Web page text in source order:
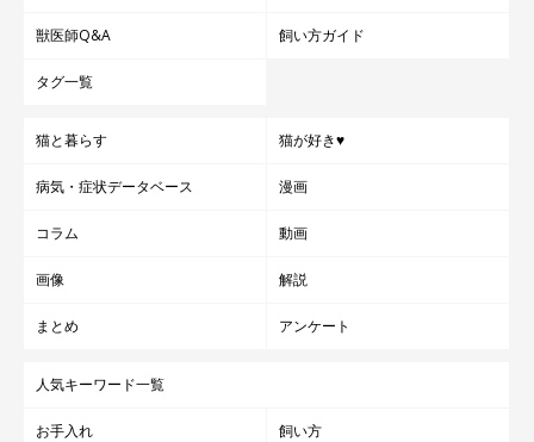
獣医師Q&A 飼い方ガイド
タグ一覧
猫と暮らす 猫が好き♥
病気・症状データベース 漫画
コラム 動画
画像 解説
まとめ アンケート
人気キーワード一覧
お手入れ 飼い方